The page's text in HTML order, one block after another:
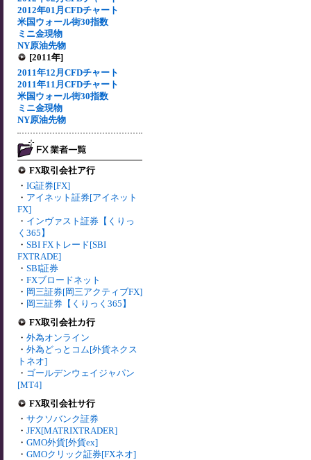
2012年01月CFDチャート
米国ウォール街30指数
ミニ金現物
NY原油先物
[2011年]
2011年12月CFDチャート
2011年11月CFDチャート
米国ウォール街30指数
ミニ金現物
NY原油先物
FX取引会社ア行
・ IG証券[FX]
・ アイネット証券[アイネット
FX]
・ インヴァスト証券【くりっ
く365】
・ SBI FXトレード[SBI
FXTRADE]
・ SBI証券
・ FXブロードネット
・ 岡三証券[岡三アクティブFX]
・ 岡三証券【くりっく365】
FX取引会社カ行
・ 外為オンライン
・ 外為どっとコム[外貨ネクス
トネオ]
・ ゴールデンウェイジャパン
[MT4]
FX取引会社サ行
・ サクソバンク証券
・ JFX[MATRIXTRADER]
・ GMO外貨[外貨ex]
・ GMOクリック証券[FXネオ]